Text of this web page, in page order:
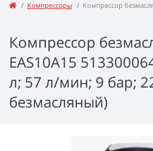
Компрессоры Компрессор
Компрессор
EAS10A15
л; 57 л/мин; 9 бар;
безмасляный)